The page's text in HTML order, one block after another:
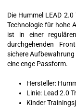
Die Hummel LEAD
Technologie für hohe
ist in einer
durchgehenden
sichere
eine enge Passform.
Hersteller:
Linie: Lead 2.0
Kinder